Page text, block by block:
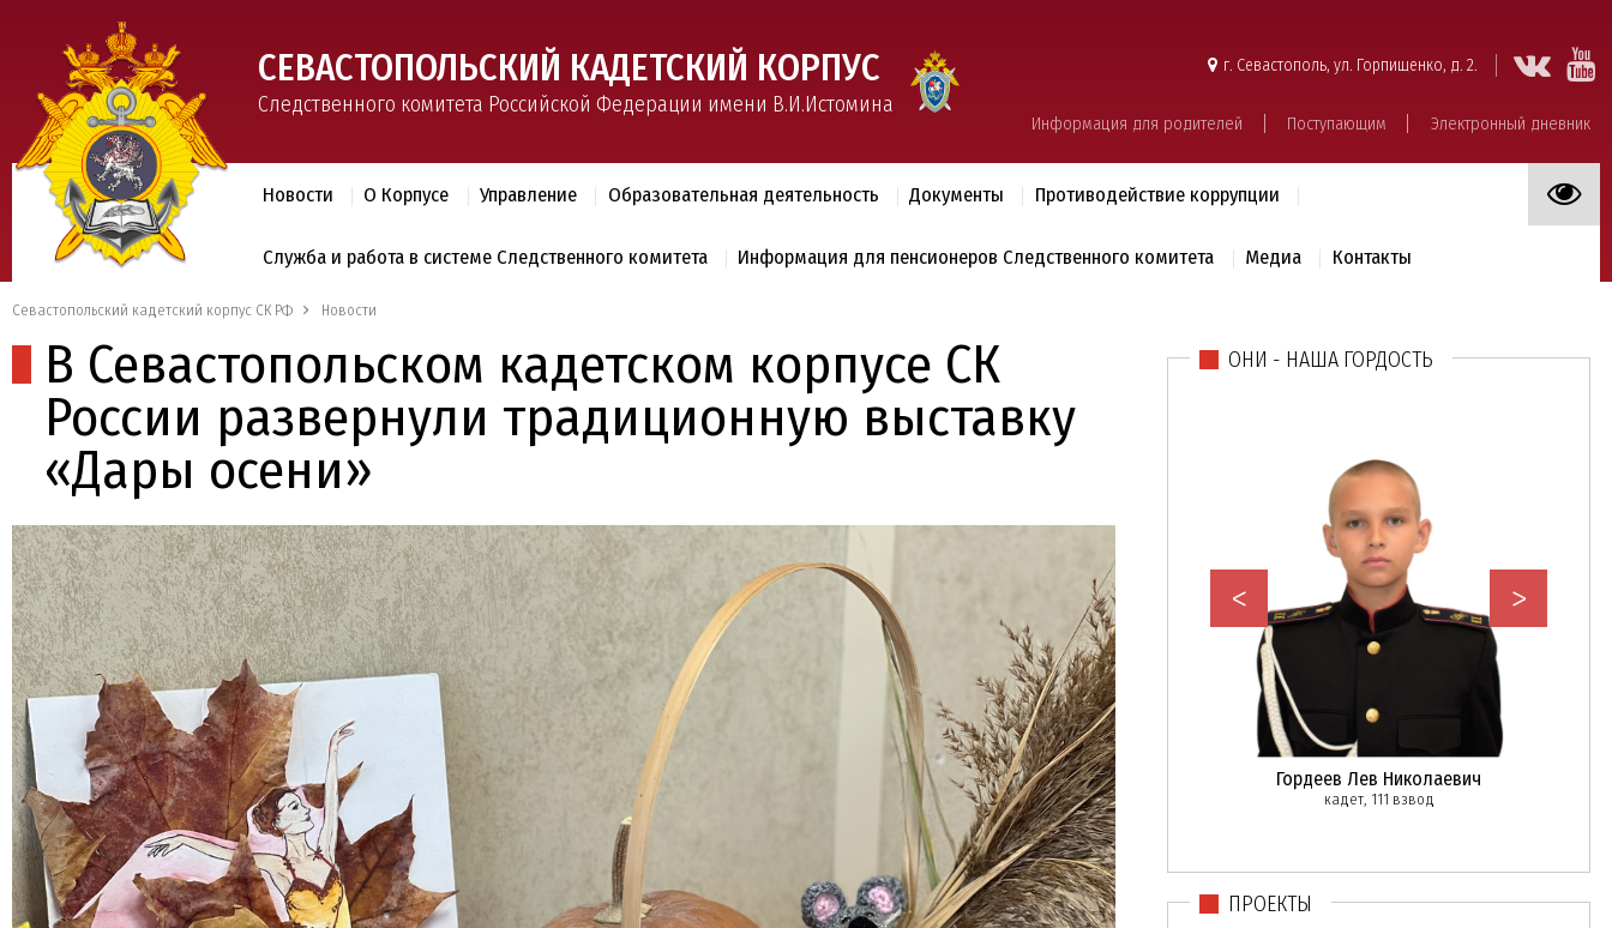
СЕВАСТОПОЛЬСКИЙ КАДЕТСКИЙ КОРПУС
Следственного комитета Российской Федерации имени В.И.Истомина
г. Севастополь, ул. Горпищенко, д. 2.
Информация для родителей Поступающим Электронный дневник
Новости О Корпусе Управление Образовательная деятельность Документы Противодействие коррупции
Служба и работа в системе Следственного комитета Информация для пенсионеров Следственного комитета Медиа Контакты
Севастопольский кадетский корпус СК РФ Новости
В Севастопольском кадетском корпусе СК
России развернули традиционную выставку
«Дары осени»
ОНИ - НАША ГОРДОСТЬ
Ромашкин Никита Алексеевич
кадет, 102 взвод
Гречишников Иван Сергеевич
вице-младший сержант, 102 взвод
Яковлев Денис Владимирович
Ларионов Дмитрий
Константинович
вице-младший сержант, 111 взвод
Гордеев Лев Николаевич
кадет, 111 взвод
< >
ПРОЕКТЫ